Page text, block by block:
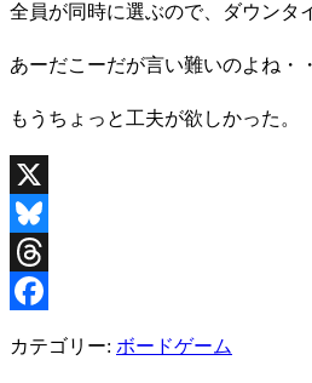
全員が同時に選ぶので、ダウンタ
あーだこーだが言い難いのよね・
もうちょっと工夫が欲しかった。
X
Bluesky
Threads
カテゴリー: ボードゲーム